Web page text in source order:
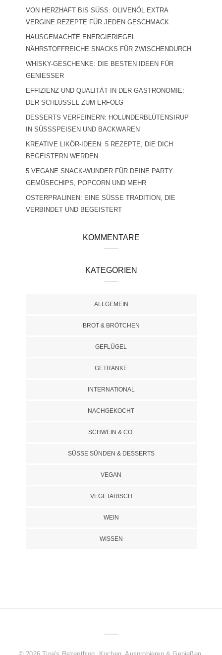
VON HERZHAFT BIS SÜSS: OLIVENÖL EXTRA V
ERGINE REZEPTE FÜR JEDEN GESCHMACK
HAUSGEMACHTE ENERGIERIEGEL:
NÄHRSTOFFREICHE SNACKS FÜR ZWISCHENDURCH
WHISKY-GESCHENKE: DIE BESTEN IDEEN FÜR
GENIESSER
EFFIZIENZ UND QUALITÄT IN DER GASTRONOMIE:
DER SCHLÜSSEL ZUM ERFOLG
DESSERTS VERFEINERN: HOLUNDERBLÜTENSIRUP
IN SÜSSSPEISEN UND BACKWAREN
KREATIVE LIKÖR-IDEEN: 5 REZEPTE, DIE DICH
BEGEISTERN WERDEN
5 VEGANE SNACK-WUNDER FÜR DEINE PARTY:
GEMÜSECHIPS, POPCORN UND MEHR
OSTERPRALINEN: EINE SÜSSE TRADITION, DIE V
ERBINDET UND BEGEISTERT
KOMMENTARE
KATEGORIEN
ALLGEMEIN
BROT & BRÖTCHEN
GEFLÜGEL
GETRÄNKE
INTERNATIONAL
NACHGEKOCHT
SCHWEIN & CO.
SÜSSE SÜNDEN & DESSERTS
VEGAN
VEGETARISCH
WEIN
WISSEN